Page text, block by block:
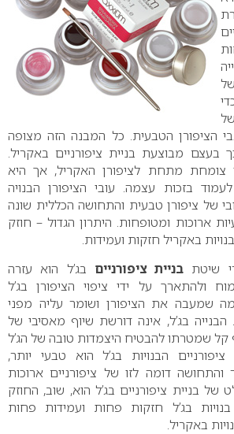
הציפורן הטבעית. כל המבנה הזה מצופה
בעצם מבוצעת בניית ציפורניים באקריל.
צומחת מתחת לציפורן האקריל, אך היא
בזכות עצמה. עובי הציפורן הבנויה
של ציפורן טבעית והתחושה הכללית שונה
ארוכות ומטופחות. היתרון הגדול – חוזק
באקריל חזקות ועמידות.
שיטת בניית ציפורניים בג’ל הוא עזרה
ולהתארך על ידי ציפוי הציפורן בג’ל
שמעבה את הציפורן ושומר עליה מפני
הבנייה בג’ל, אינה דורשת שיוף מאסיבי של
קל שמטרתו להבטיח היצמדות טובה של הג’ל
הבנויות בג’ל הוא טבעי יותר,
והתחושה דומה לזו של ציפורניים ארוכות
של בניית ציפורניים בג’ל הוא, שוב, החוזק
בנויות בג’ל חזקות פחות ועמידות פחות
באקריל.